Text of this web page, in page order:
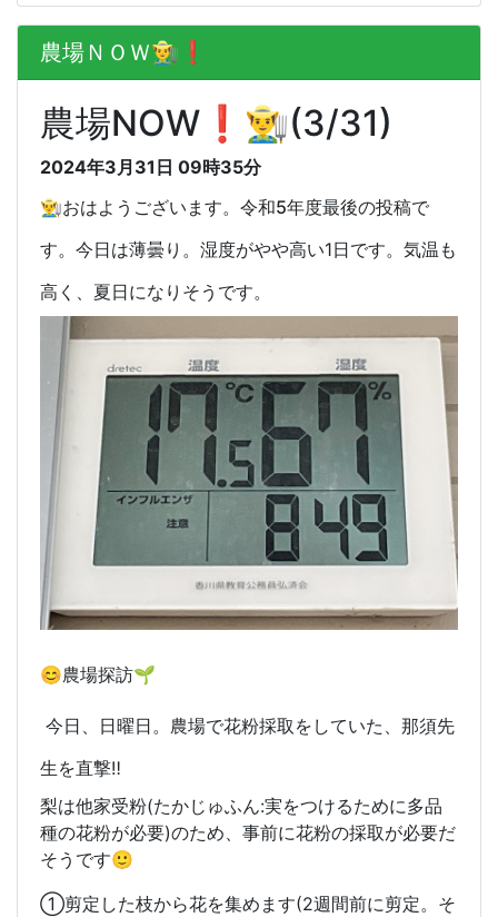
農場ＮＯＷ👨‍🌾❗️
農場NOW❗️👨‍🌾(3/31)
2024年3月31日 09時35分
👨‍🌾おはようございます。令和5年度最後の投稿で
す。 今日は薄曇り。湿度がやや高い1日です。気温も
高く、夏日になりそうです。
😊農場探訪🌱
今日、日曜日。農場で花粉採取をしていた、那須先
生を直撃‼️
梨は他家受粉(たかじゅふん:実をつけるために多品
種の花粉が必要)のため、事前に花粉の採取が必要だ
そうです🙂
①剪定した枝から花を集めます(2週間前に剪定。そ